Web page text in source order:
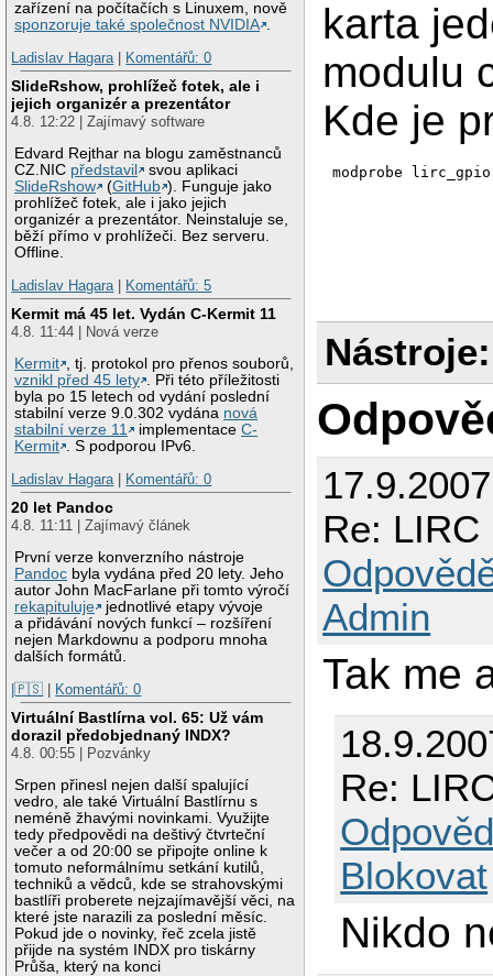
zařízení na počítačích s Linuxem, nově
sponzoruje také společnost NVIDIA .
Ladislav Hagara | Komentářů: 0
SlideRshow, prohlížeč fotek, ale i
jejich organizér a prezentátor
4.8. 12:22 | Zajímavý software
Edvard Rejthar na blogu zaměstnanců
CZ.NIC představil
svou aplikaci
SlideRshow
(GitHub ). Funguje jako
prohlížeč fotek, ale i jako jejich
organizér a prezentátor. Neinstaluje se,
běží přímo v prohlížeči. Bez serveru.
Offline.
Ladislav Hagara | Komentářů: 5
Kermit má 45 let. Vydán C-Kermit 11
4.8. 11:44 | Nová verze
Kermit , tj. protokol pro přenos souborů,
vznikl před 45 lety . Při této příležitosti
byla po 15 letech od vydání poslední
stabilní verze 9.0.302 vydána nová
stabilní verze 11
implementaceC-
Kermit . S podporou IPv6.
Ladislav Hagara | Komentářů: 0
20 let Pandoc
4.8. 11:11 | Zajímavý článek
První verze konverzního nástroje
Pandoc byla vydána před 20 lety. Jeho
autor John MacFarlane při tomto výročí
rekapituluje
jednotlivé etapy vývoje
a přidávání nových funkcí – rozšíření
nejen Markdownu a podporu mnoha
dalších formátů.
|🇵🇸 | Komentářů: 0
Virtuální Bastlírna vol. 65: Už vám
dorazil předobjednaný INDX?
4.8. 00:55 | Pozvánky
Srpen přinesl nejen další spalující
vedro, ale také Virtuální Bastlírnu s
neméně žhavými novinkami. Využijte
tedy předpovědi na deštivý čtvrteční
večer a od 20:00 se připojte online k
tomuto neformálnímu setkání kutilů,
techniků a vědců, kde se strahovskými
bastlíři proberete nejzajímavější věci, na
které jste narazili za poslední měsíc.
Pokud jde o novinky, řeč zcela jistě
přijde na systém INDX pro tiskárny
Průša, který na konci
karta
modulu
Kde je
Nástroje:
Re: LIRC
Admin
Tak me
Re:
Blokovat
Nikdo